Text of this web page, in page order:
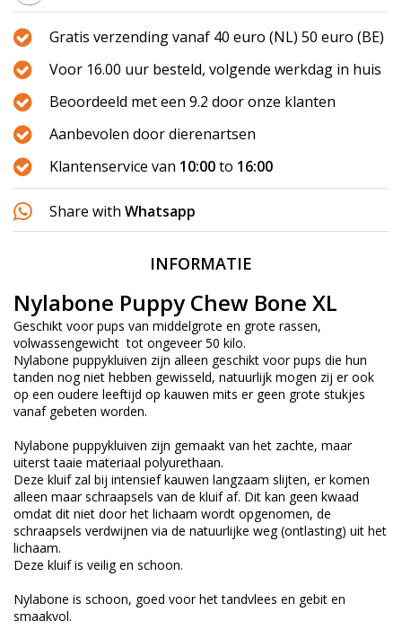
Gratis verzending vanaf 40 euro (NL) 50 euro (BE)
Voor 16.00 uur besteld, volgende werkdag in huis
Beoordeeld met een 9.2 door onze klanten
Aanbevolen door dierenartsen
Klantenservice van 10:00to 16:00
Share with Whatsapp
INFORMATIE
Nylabone Puppy Chew Bone XL
Geschikt voor pups van middelgrote en grote rassen,
volwassengewicht tot ongeveer 50 kilo.
Nylabone puppykluiven zijn alleen geschikt voor pups die hun
tanden nog niet hebben gewisseld, natuurlijk mogen zij er ook
op een oudere leeftijd op kauwen mits er geen grote stukjes
vanaf gebeten worden.
Nylabone puppykluiven zijn gemaakt van het zachte, maar
uiterst taaie materiaal polyurethaan.
Deze kluif zal bij intensief kauwen langzaam slijten, er komen
alleen maar schraapsels van de kluif af. Dit kan geen kwaad
omdat dit niet door het lichaam wordt opgenomen, de
schraapsels verdwijnen via de natuurlijke weg (ontlasting) uit het
lichaam.
Deze kluif is veilig en schoon.
Nylabone is schoon, goed voor het tandvlees en gebit en
smaakvol.